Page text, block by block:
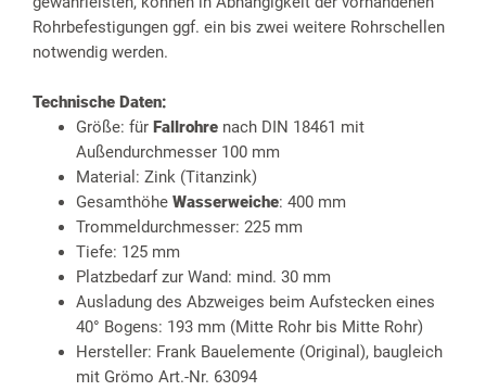
Rohrbefestigungen ggf. ein bis zwei weitere Rohrschellen
notwendig werden.
Technische Daten:
Größe: für Fallrohre nach DIN 18461 mit
Außendurchmesser 100 mm
Material: Zink (Titanzink)
Gesamthöhe Wasserweiche: 400 mm
Trommeldurchmesser: 225 mm
Tiefe: 125 mm
Platzbedarf zur Wand: mind. 30 mm
Ausladung des Abzweiges beim Aufstecken eines
40° Bogens: 193 mm (Mitte Rohr bis Mitte Rohr)
Hersteller: Frank Bauelemente (Original), baugleich
mit Grömo Art.-Nr. 63094